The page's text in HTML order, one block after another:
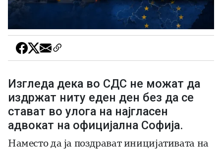
Изгледа дека во СДС не можат да
издржат ниту еден ден без да се
стават во улога на најгласен
адвокат на официјална Софија.
Наместо да ја поздрават иницијативата на